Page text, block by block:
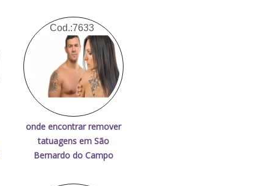
Cod.:7633
onde encontrar remover
tatuagens em São
Bernardo do Campo